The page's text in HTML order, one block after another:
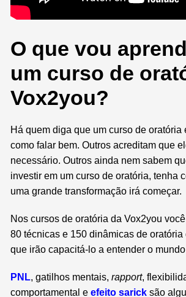
O que vou
um curso de
Vox2you?
Há quem diga que um curso de oratória
como falar bem. Outros acreditam que
necessário. Outros ainda nem sabem
investir em um curso de oratória, tenha
uma grande transformação irá começar.
Nos cursos de oratória da Vox2you
80 técnicas e 150 dinâmicas de
que irão capacitá-lo a entender o
PNL, gatilhos mentais,rapport,
comportamental eefeito sarick são